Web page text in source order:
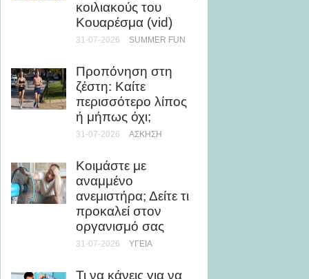
κοιλιακούς του
Κουαρέσμα (vid)
31-07-2026 SUMMER FUN
Προπόνηση στη
ζέστη: Καίτε
περισσότερο λίπος
ή μήπως όχι;
31-07-2026 ΆΣΚΗΣΗ
Κοιμάστε με
αναμμένο
ανεμιστήρα; Δείτε τι
προκαλεί στον
οργανισμό σας
31-07-2026 ΥΓΕΊΑ
Τι να κάνεις για να